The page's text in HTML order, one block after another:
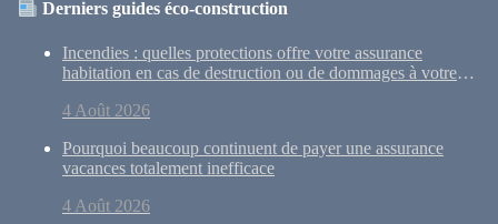
Derniers guides éco-construction
Incendies : quelles protections offre votre assurance
habitation en cas de destruction ou de dommages à votre
4 Août 2026
Pourquoi beaucoup continuent de payer une assurance
vacances totalement inefficace
4 Août 2026